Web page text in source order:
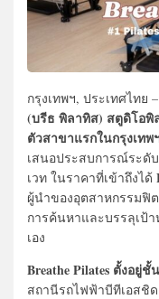
กรุงเทพฯ, ประเทศไทย
(บรีธ พิลาทิส) สตูดิโอพิ
ตัวสาขาแรกในกรุงเทพ
เสนอประสบการณ์ระดั
เวท ในราคาที่เข้าถึงได้
ผู้นำของอุตสาหกรรมฟิ
การค้นหาและบรรลุเป้
เอง
Breathe Pilates ตั้งอยู่
สถานีรถไฟฟ้าบีทีเอสชิ